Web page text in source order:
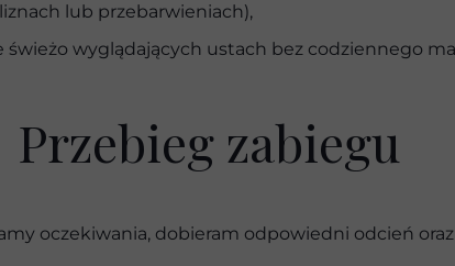
oczekiwania, dobieram odpowiedni odcień
lub przebarwieniach),
wyglądających ustach bez codziennego
Przebieg zabiegu